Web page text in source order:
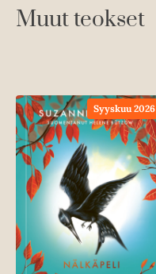
Muut teokset
Syyskuu 2026